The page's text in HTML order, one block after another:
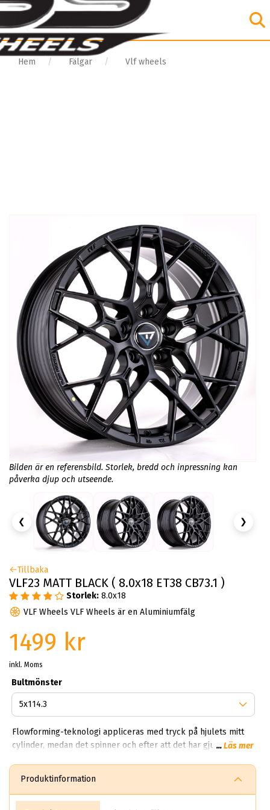
Hem Fälgar Vlf wheels
Bilden är en referensbild. Storlek, bredd och inpressning kan
påverka djup och utseende.
❮ ❯
Tillbaka
VLF23 MATT BLACK ( 8.0x18 ET38 CB73.1 )
Storlek: 8.0x18
VLF Wheels VLF Wheels är en Aluminiumfälg
1499 kr
inkl. Moms
Bultmönster
Flowforming-teknologi appliceras med tryck på hjulets mitt
cylinder, medan det spinner och efter att det har gjutits vilket
starkare och har högre stöttålighet samt förmågan att öka
lastkapaciteten jämfört med ett traditionellt gjutet fälgar.
...Läs mer
Produktinformation